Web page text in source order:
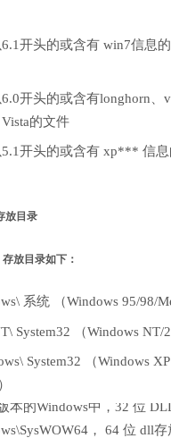
开头的或含有 win7信息
开头的或含有longhorn、
的文件
5.1开头的或含有 xp*** 信
放目录
放目录如下：
系统 （Windows 95/98/
System32 （Windows NT/
System32 （Windows
本的Windows中，32 位
， 64 位 dll